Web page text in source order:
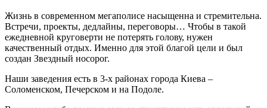
Жизнь в современном мегаполисе насыщенна и стремительна.
Встречи, проекты, дедлайны, переговоры… Чтобы в такой
ежедневной круговерти не потерять голову, нужен
качественный отдых. Именно для этой благой цели и был
создан Звездный носорог.
Наши заведения есть в 3-х районах города Киева –
Соломенском, Печерском и на Подоле.